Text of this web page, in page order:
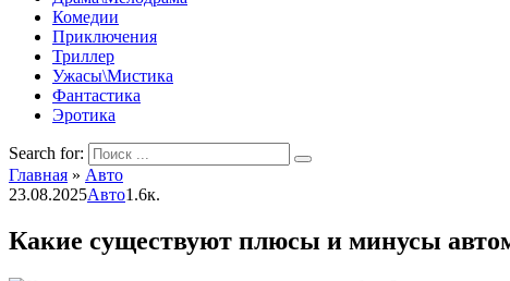
Комедии
Приключения
Триллер
Ужасы\Мистика
Фантастика
Эротика
Search for:
Главная » Авто
23.08.2025Авто1.6к.
Какие существуют плюсы и минусы